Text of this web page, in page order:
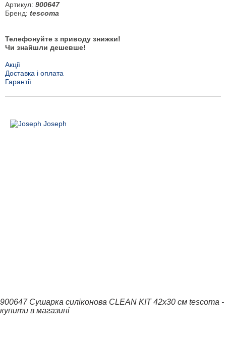
Артикул: 900647
Бренд: tescoma
Телефонуйте з приводу знижки!
Чи знайшли дешевше!
Акції
Доставка і оплата
Гарантії
900647 Сушарка силіконова CLEAN KIT 42x30 см tescoma -
купити в магазині